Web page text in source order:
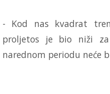
- Kod nas kvadrat
proljetos je bio niži
narednom periodu neće